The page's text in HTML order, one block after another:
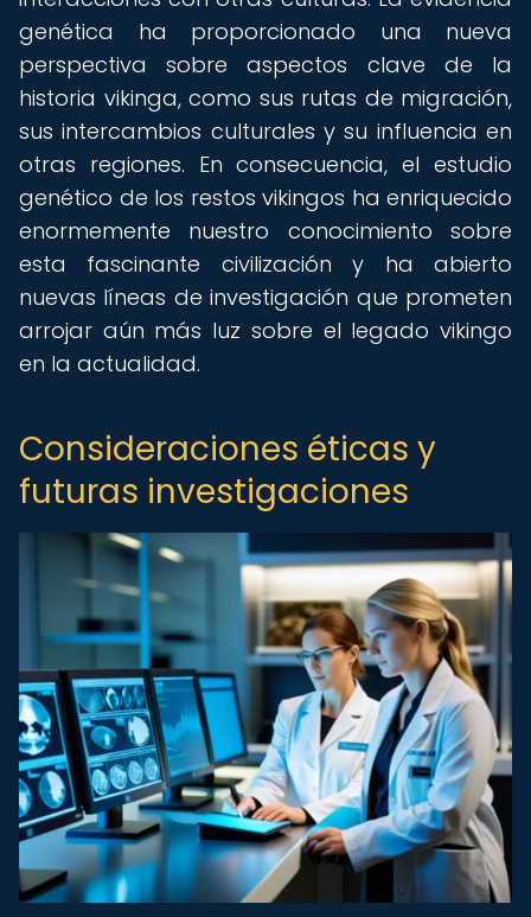
genética ha proporcionado una nueva
perspectiva sobre aspectos clave de la
historia vikinga, como sus rutas de migración,
sus intercambios culturales y su influencia en
otras regiones. En consecuencia, el estudio
genético de los restos vikingos ha enriquecido
enormemente nuestro conocimiento sobre
esta fascinante civilización y ha abierto
nuevas líneas de investigación que prometen
arrojar aún más luz sobre el legado vikingo
en la actualidad.
Consideraciones éticas y
futuras investigaciones